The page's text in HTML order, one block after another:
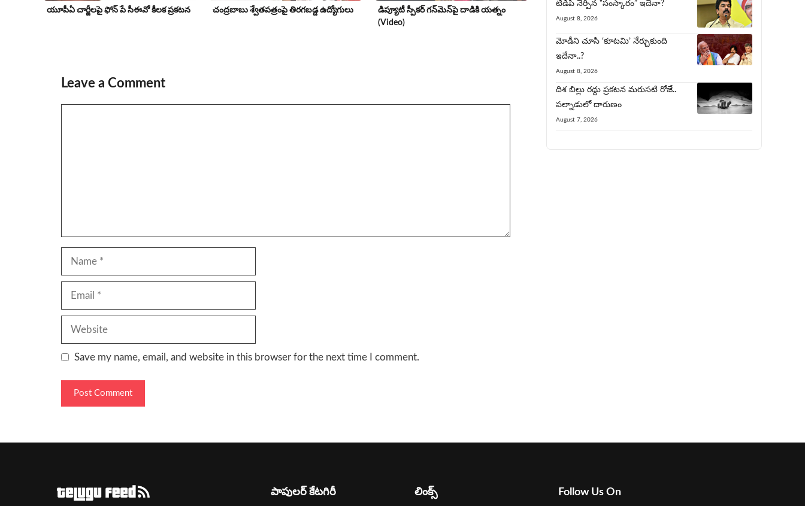
యూపీఏ చార్జీల‌పై ఫోన్ పే సీఈవో కీల‌క ప్ర‌క‌ట‌న‌ చంద్రబాబు శ్వేతపత్రంపై తిర‌గ‌బ‌డ్డ ఉద్యోగులు
డిప్యూటీ స్పీకర్ గన్‌మెన్‌పై దాడికి య‌త్నం
(Video)
Leave a Comment
Name
Email
Website
Save my name, email, and website in this browser for the next time I comment.
టీడీపీ నేర్పిన‌ “సంస్కారం” ఇదేనా?
August 8, 2026
మోడీని చూసి ‘కూట‌మి’ నేర్చుకుంది
ఇదేనా..?
August 8, 2026
దిశ బిల్లు రద్దు ప్రకటన మరుసటి రోజే..
పల్నాడులో దారుణం
August 7, 2026
పాపులర్ కేటగిరీ లింక్స్ Follow Us On